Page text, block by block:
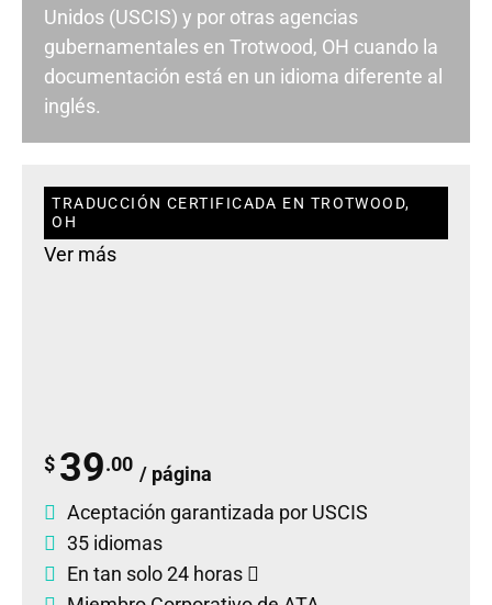
Unidos (USCIS) y por otras agencias
gubernamentales en Trotwood, OH cuando la
documentación está en un idioma diferente al
inglés.
TRADUCCIÓN CERTIFICADA EN TROTWOOD,
OH
Ver más
$ 39.00 / página
Aceptación garantizada por USCIS
35 idiomas
En tan solo 24 horas